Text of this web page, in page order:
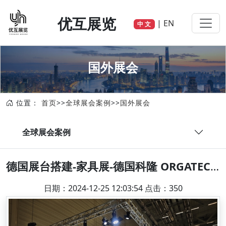
优互展览 中 文 | EN
国外展会
位置： 首页>>全球展会案例>>国外展会
全球展会案例
德国展台搭建-家具展-德国科隆 ORGATEC IN KOLN
日期：2024-12-25 12:03:54 点击：350